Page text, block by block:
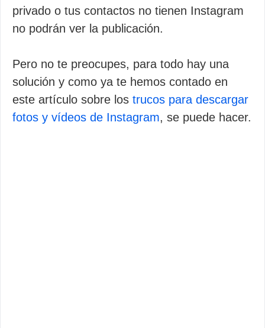
privado o tus contactos no tienen Instagram
no podrán ver la publicación.
Pero no te preocupes, para todo hay una
solución y como ya te hemos contado en
este artículo sobre los trucos para descargar
fotos y vídeos de Instagram, se puede hacer.